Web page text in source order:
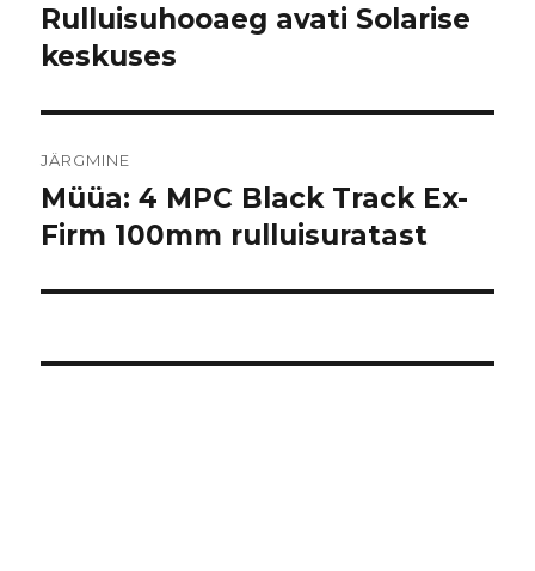
Eelmine
postitus:
Rulluisuhooaeg avati Solarise
keskuses
JÄRGMINE
Järgmine
postitus:
Müüa: 4 MPC Black Track Ex-
Firm 100mm rulluisuratast